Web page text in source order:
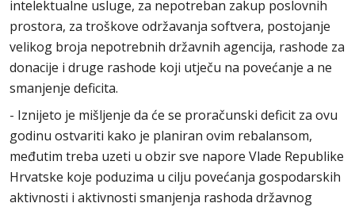
intelektualne usluge, za nepotreban zakup poslovnih
prostora, za troškove održavanja softvera, postojanje
velikog broja nepotrebnih državnih agencija, rashode za
donacije i druge rashode koji utječu na povećanje a ne
smanjenje deficita.
- Iznijeto je mišljenje da će se proračunski deficit za ovu
godinu ostvariti kako je planiran ovim rebalansom,
međutim treba uzeti u obzir sve napore Vlade Republike
Hrvatske koje poduzima u cilju povećanja gospodarskih
aktivnosti i aktivnosti smanjenja rashoda državnog